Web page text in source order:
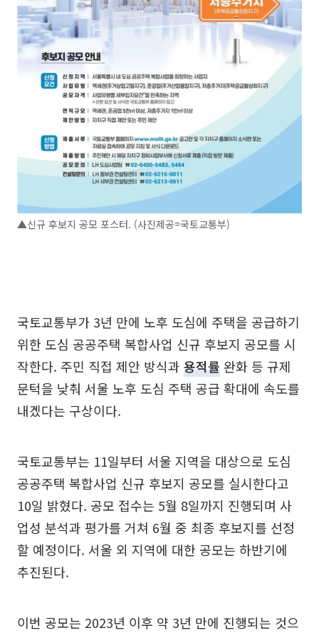
▲신규 후보지 공모 포스터. (사진제공=국토교통부)
국토교통부가 3년 만에 노후 도심에 주택을 공급하기
위한 도심 공공주택 복합사업 신규 후보지 공모를 시
작한다. 주민 직접 제안 방식과 용적률 완화 등 규제
문턱을 낮춰 서울 노후 도심 주택 공급 확대에 속도를
내겠다는 구상이다.
국토교통부는 11일부터 서울 지역을 대상으로 도심
공공주택 복합사업 신규 후보지 공모를 실시한다고
10일 밝혔다. 공모 접수는 5월 8일까지 진행되며 사
업성 분석과 평가를 거쳐 6월 중 최종 후보지를 선정
할 예정이다. 서울 외 지역에 대한 공모는 하반기에
추진된다.
이번 공모는 2023년 이후 약 3년 만에 진행되는 것으